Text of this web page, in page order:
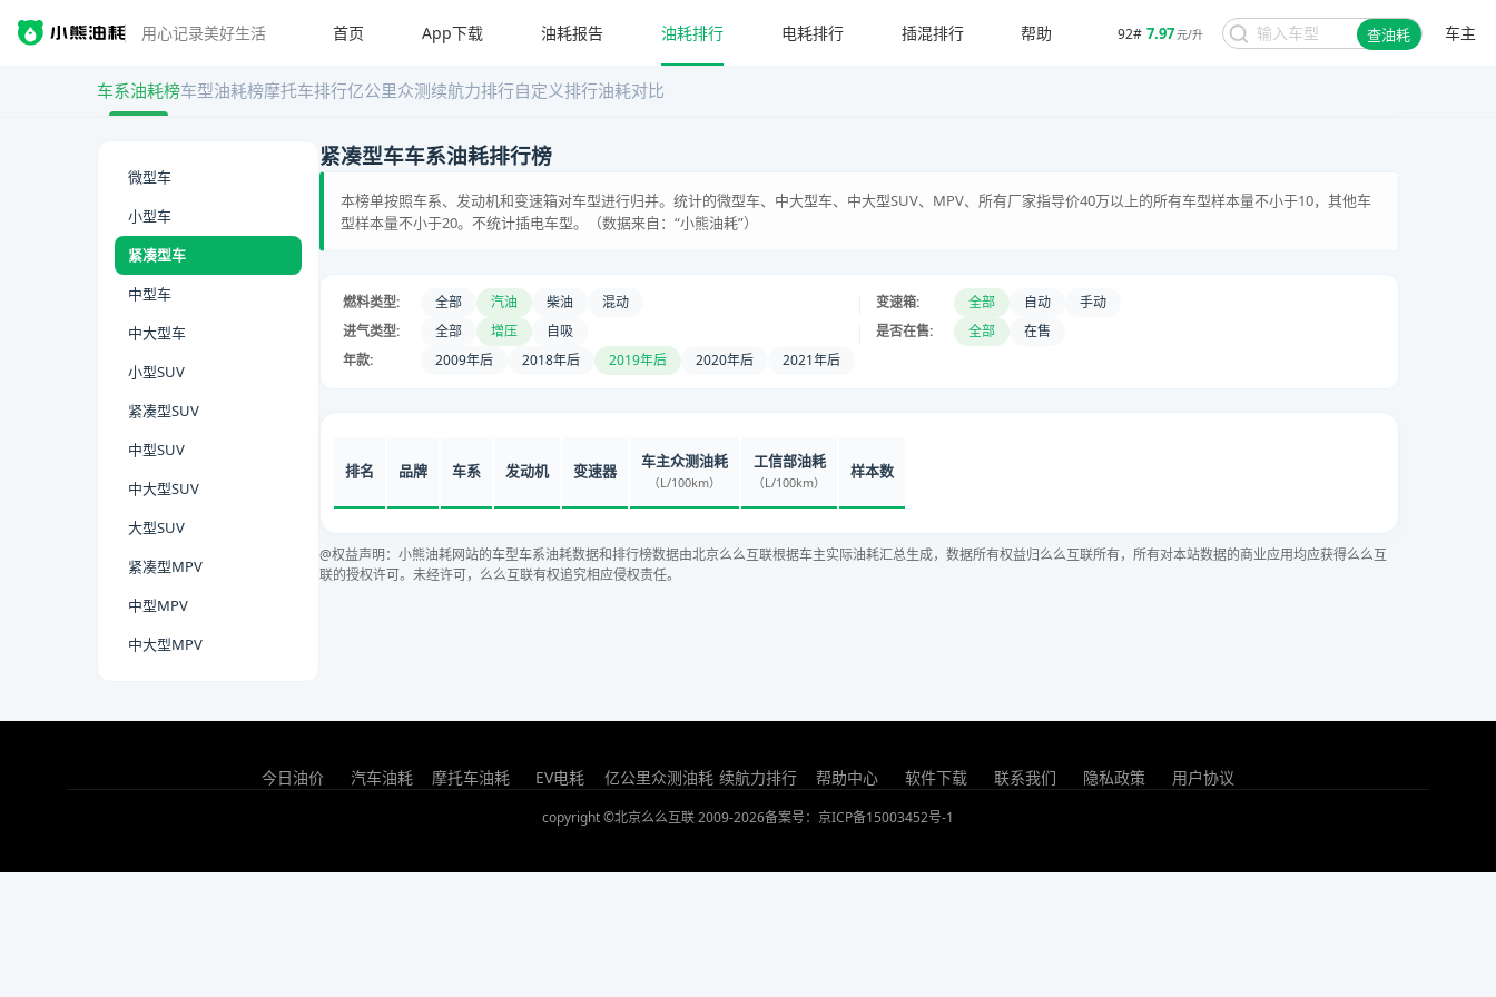
用心记录美好生活 92# 7.97元/升 查油耗 车主
首页 App下载 油耗报告 油耗排行 电耗排行 插混排行 帮助
车系油耗榜车型油耗榜摩托车排行亿公里众测续航力排行自定义排行油耗对比
微型车
小型车
紧凑型车
中型车
中大型车
小型SUV
紧凑型SUV
中型SUV
中大型SUV
大型SUV
紧凑型MPV
中型MPV
中大型MPV
紧凑型车车系油耗排行榜
本榜单按照车系、发动机和变速箱对车型进行归并。统计的微型车、中大型车、中大型SUV、MPV、所有厂家指导价40万以上的所有车型样本量不小于10，其他车
型样本量不小于20。不统计插电车型。（数据来自：“小熊油耗”）
燃料类型: 全部 汽油 柴油 混动 变速箱: 全部 自动
手动
进气类型:
全部 增压 自吸 是否在售: 全部
在售
年款:
2009年后 2018年后 2019年后 2020年后 2021年后
排名 品牌 车系 发动机 变速器 车主众测油耗
（L/100km）
工信部油耗
（L/100km）
样本数
@权益声明：小熊油耗网站的车型车系油耗数据和排行榜数据由北京么么互联根据车主实际油耗汇总生成，数据所有权益归么么互联所有，所有对本站数据的商业应用均应获得么么互
联的授权许可。未经许可，么么互联有权追究相应侵权责任。
今日油价 汽车油耗 摩托车油耗 EV电耗 亿公里众测油耗 续航力排行 帮助中心 软件下载 联系我们 隐私政策 用户协议
copyright ©北京么么互联 2009-2026备案号：京ICP备15003452号-1